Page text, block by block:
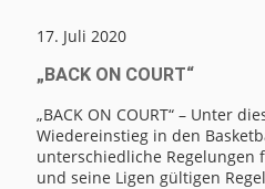
17. Juli 2020
„BACK ON COURT“
„BACK ON COURT“ – Unter
Wiedereinstieg in den
unterschiedliche Regelungen
und seine Ligen gültigen